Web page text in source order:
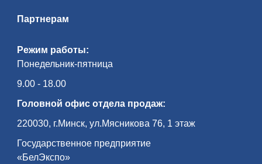
Режим работы:
Понедельник-пятница
9.00 - 18.00
Головной офис отдела продаж:
220030, г.Минск, ул.Мясникова 76, 1 этаж
Государственное предприятие
«БелЭкспо»
Партнерам